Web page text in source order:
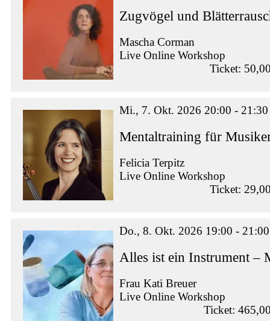
Zugvögel und
Mascha Corman
Live Online Workshop
Ticket:
Mi., 7. Okt. 2026 20:00 - 21:30
Mentaltraining für
Felicia Terpitz
Live Online Workshop
Ticket:
Do., 8. Okt. 2026 19:00 - 21:00
Alles ist ein Instrument –
Frau Kati Breuer
Live Online Workshop
Ticket: